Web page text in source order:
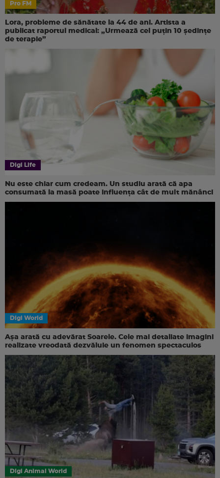
Pro FM
Lora, probleme de sănătate la 44 de ani. Artista a
publicat raportul medical: „Urmează cel puțin 10 ședințe
de terapie”
Digi Life
Nu este chiar cum credeam. Un studiu arată că apa
consumată la masă poate influența cât de mult mănânci
Digi World
Așa arată cu adevărat Soarele. Cele mai detaliate imagini
realizate vreodată dezvăluie un fenomen spectaculos
Digi Animal World